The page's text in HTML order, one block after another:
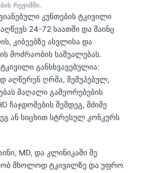
რეჟიმში.
კუნთების ტკივილი
24-72 საათში და მაინც
კიბეებზე ასვლისა და
მოძრაობის საშუალებას.
განსხვავებულია:
აღწერენ ღრმა, შეშუპებულ,
მაღალი გამეორებების
ჩაჯდომების შემდეგ, მძიმე
ან სიცხით სტრესულ კონკურს
MD, და კლინიკაში მე
მხოლოდ ტკივილზე და უფრო